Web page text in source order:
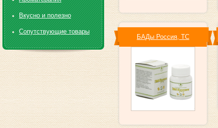
БАДы Россия, ТС
Вкусно и полезно
Сопутствующие товары